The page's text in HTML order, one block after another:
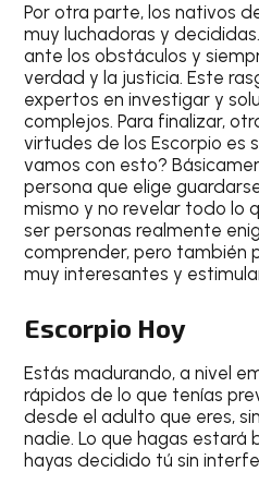
Por otra parte, los nativos
muy luchadoras y
ante los obstáculos y
verdad y la justicia. Este
expertos en investigar y
complejos. Para finalizar,
virtudes de losEscorpio es
vamos con esto?
persona que elige
mismo y no revelar todo lo
ser personas realmente
comprender, pero también
muy interesantes y
Escorpio Hoy
Estás madurando, a nivel
rápidos de lo que tenías
desde el adulto que eres,
nadie. Lo que hagas estará
hayas decidido tú sin